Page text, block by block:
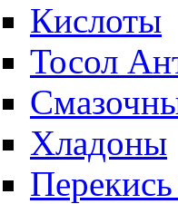
Кислоты
Тосол
Хладоны